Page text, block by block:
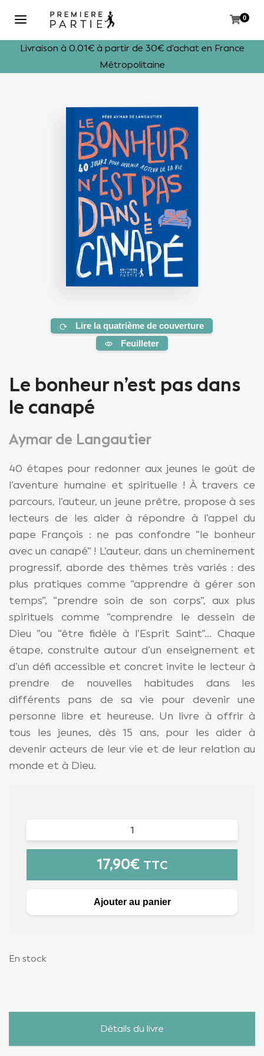
0
Livraison à 0,01€ à partir de 30€ d'achat en France
Métropolitaine
Lire la quatrième de couverture
Feuilleter
Le bonheur n’est pas dans
le canapé
Aymar de Langautier
40 étapes pour redonner aux jeunes le goût de
l’aventure humaine et spirituelle ! À travers ce
parcours, l’auteur, un jeune prêtre, propose à ses
lecteurs de les aider à répondre à l’appel du
pape François : ne pas confondre “le bonheur
avec un canapé” ! L’auteur, dans un cheminement
progressif, aborde des thèmes très variés : des
plus pratiques comme “apprendre à gérer son
temps”, “prendre soin de son corps”, aux plus
spirituels comme “comprendre le dessein de
Dieu ”ou “être fidèle à l’Esprit Saint”… Chaque
étape, construite autour d’un enseignement et
d’un défi accessible et concret invite le lecteur à
prendre de nouvelles habitudes dans les
différents pans de sa vie pour devenir une
personne libre et heureuse. Un livre à offrir à
tous les jeunes, dès 15 ans, pour les aider à
devenir acteurs de leur vie et de leur relation au
monde et à Dieu.
17,90€ TTC
Ajouter au panier
En stock
Détails du livre